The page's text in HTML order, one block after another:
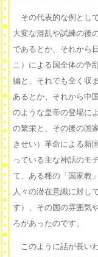
その代表的な例とし
大変な混乱や試練の後
であるとか、それから
こ）による国全体の争
編と、それでも全く収
あるとか、それから中
のような皇帝の登場に
の繁栄と、その後の国
きせい）革命による新
っている主な神話のモ
て、ある種の「国家教
人々の潜在意識に対し
す）、その国の雰囲気
ろがあったのです。
このように話が長い